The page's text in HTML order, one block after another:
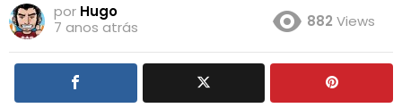
por Hugo
7 anos atrás
882 Views